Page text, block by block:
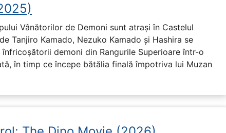
Vânătorilor de Demoni sunt atrași în Castelul
Tanjiro Kamado, Nezuko Kamado și Hashira se
demoni din Rangurile Superioare într-o
în timp ce începe bătălia finală împotriva lui Muzan